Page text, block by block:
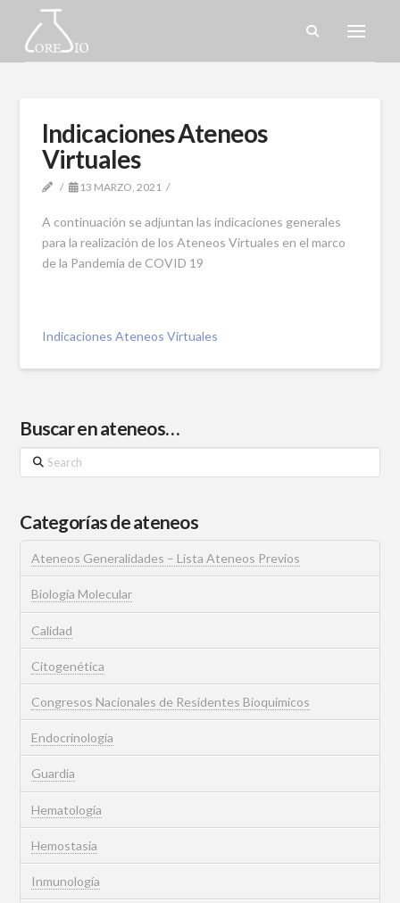
Indicaciones Ateneos
Virtuales
13 MARZO, 2021
A continuación se adjuntan las indicaciones generales
para la realización de los Ateneos Virtuales en el marco
de la Pandemia de COVID 19
Indicaciones Ateneos Virtuales
Buscar en ateneos…
Search
Categorías de ateneos
Ateneos Generalidades – Lista Ateneos Previos
Biología Molecular
Calidad
Citogenética
Congresos Nacionales de Residentes Bioquímicos
Endocrinología
Guardia
Hematología
Hemostasia
Inmunología